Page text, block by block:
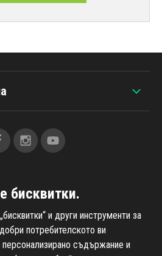
бисквитки.
и други инструменти за
потребителското ви
персонализирано съдържание и